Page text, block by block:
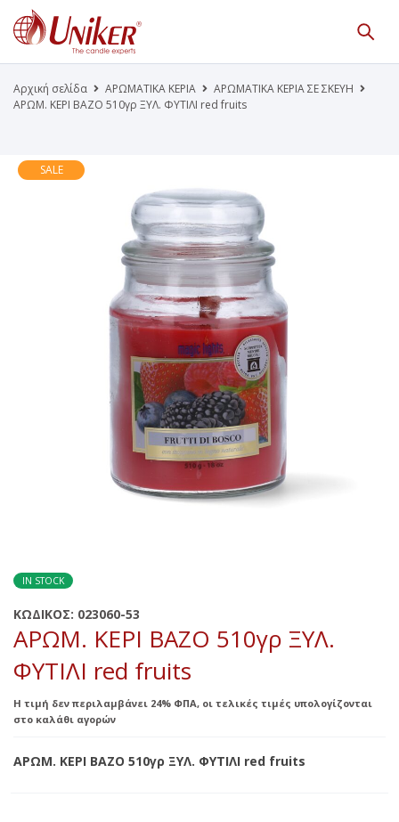
Κατάλογος Προϊόντων
Γίνε Συνεργάτης μας
απευθύνεται μόνο σε εμπόρους
Αρχική σελίδα ΑΡΩΜΑΤΙΚΑ ΚΕΡΙΑ
ΑΡΩΜΑΤΙΚΑ ΚΕΡΙΑ ΣΕ ΣΚΕΥΗ
ΑΡΩΜ. ΚΕΡΙ ΒΑΖΟ 510γρ ΞΥΛ. ΦΥΤΙΛΙ red fruits
SALE
IN STOCK
ΚΩΔΙΚΟΣ: 023060-53
ΑΡΩΜ. ΚΕΡΙ ΒΑΖΟ 510γρ ΞΥΛ.
ΦΥΤΙΛΙ red fruits
Η τιμή δεν περιλαμβάνει 24% ΦΠΑ, οι τελικές τιμές υπολογίζονται
στο καλάθι αγορών
ΑΡΩΜ. ΚΕΡΙ ΒΑΖΟ 510γρ ΞΥΛ. ΦΥΤΙΛΙ red fruits